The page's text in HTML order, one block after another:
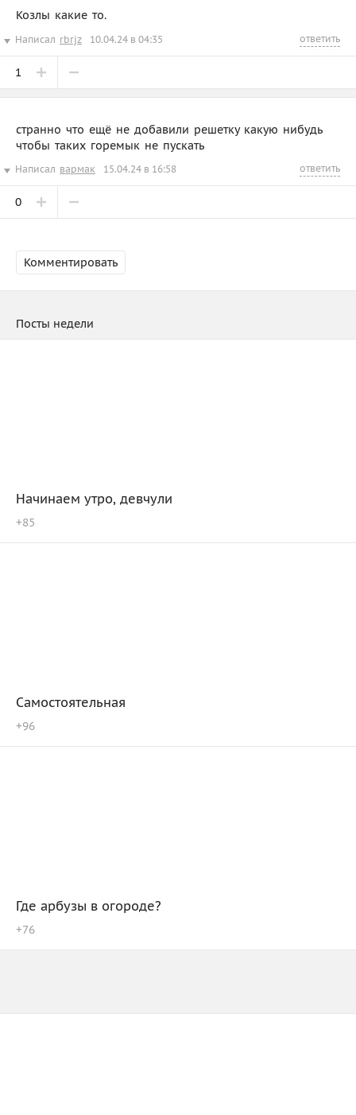
Козлы какие то.
Написал rbrjz 10.04.24 в 04:35 ответить
1
странно что ещё не добавили решетку какую нибудь
чтобы таких горемык не пускать
Написал вармак 15.04.24 в 16:58 ответить
0
Комментировать
Посты недели
Начинаем утро, девчули
+85
Самостоятельная
+96
Где арбузы в огороде?
+76